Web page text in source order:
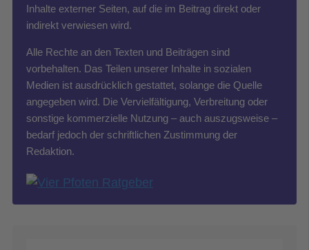
Inhalte externer Seiten, auf die im Beitrag direkt oder
indirekt verwiesen wird.
Alle Rechte an den Texten und Beiträgen sind
vorbehalten. Das Teilen unserer Inhalte in sozialen
Medien ist ausdrücklich gestattet, solange die Quelle
angegeben wird. Die Vervielfältigung, Verbreitung oder
sonstige kommerzielle Nutzung – auch auszugsweise –
bedarf jedoch der schriftlichen Zustimmung der
Redaktion.